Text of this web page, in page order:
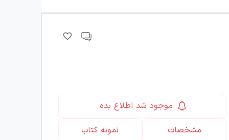
موجود شد اطلاع بده
مشخصات
نمونه کتاب